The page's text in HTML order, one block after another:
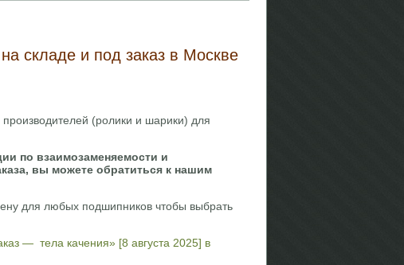
складе и под заказ в Москве
производителей (ролики и шарики) для
по взаимозаменяемости и
вы можете обратиться к нашим
для любых подшипников чтобы выбрать
— тела качения» [8 августа 2025] в